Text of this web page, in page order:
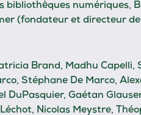
bibliothèques numériques,
(fondateur et directeur de
Brand, Madhu Capelli,
Stéphane De Marco,
DuPasquier, Gaétan
Nicolas Meystre,